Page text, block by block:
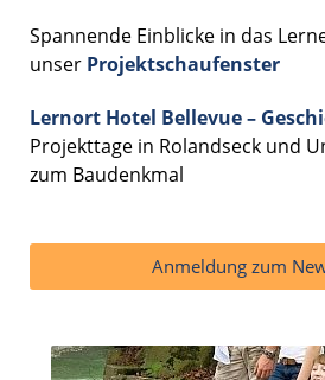
Spannende Einblicke in das
unser Projektschaufenster
Lernort Hotel Bellevue –
Projekttage in Rolandseck und
zum Baudenkmal
Anmeldung zum